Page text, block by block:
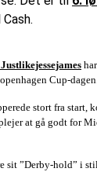
Cup-
stort fra start,
at gå godt for
sit ”Derby-hold” i